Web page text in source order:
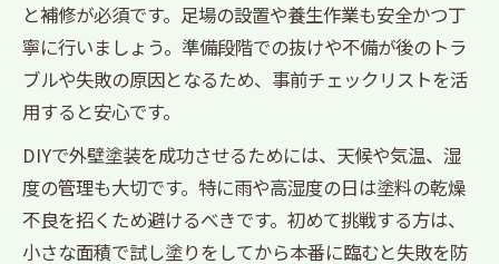
と補修が必須です。足場の設置や養生作業も安全かつ丁
寧に行いましょう。準備段階での抜けや不備が後のトラ
ブルや失敗の原因となるため、事前チェックリストを活
用すると安心です。
DIYで外壁塗装を成功させるためには、天候や気温、湿
度の管理も大切です。特に雨や高湿度の日は塗料の乾燥
不良を招くため避けるべきです。初めて挑戦する方は、
小さな面積で試し塗りをしてから本番に臨むと失敗を防